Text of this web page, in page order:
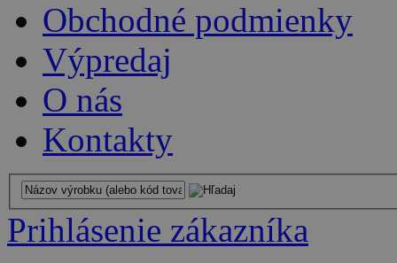
Obchodné podmienky
Výpredaj
O nás
Kontakty
Prihlásenie zákazníka